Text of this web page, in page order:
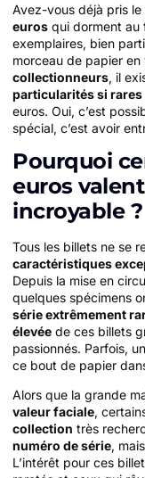
Avez-vous déjà pris
euros qui dorment au
exemplaires, bien
morceau de papier en
collectionneurs, il
particularités si rares
euros. Oui, c’est
spécial, c’est avoir
Pourquoi
euros
incroyable ?
Tous les billets ne se
caractéristiques
Depuis la mise en
quelques spécimens
série extrêmement
élevée de ces billets
passionnés. Parfois,
ce bout de papier
Alors que la grande
valeur faciale,
collection très
numéro de série,
L’intérêt pour ces